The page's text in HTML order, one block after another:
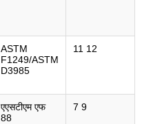
ASTM
F1249/ASTM
D3985
11 12
एएसटीएम एफ
88
7 9